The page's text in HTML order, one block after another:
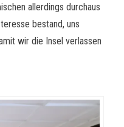
allerdings durchaus
bestand, uns
wir die Insel verlassen